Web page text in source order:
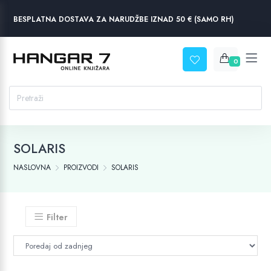
BESPLATNA DOSTAVA ZA NARUDŽBE IZNAD 50 € (SAMO RH)
0
SOLARIS
NASLOVNA PROIZVODI SOLARIS
Filter